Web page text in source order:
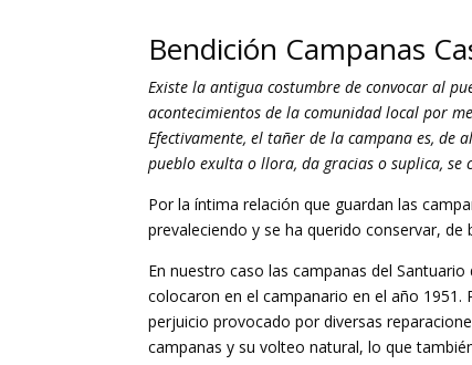
Bendición Campanas
Existe la antigua costumbre de convocar al
acontecimientos de la comunidad local por
Efectivamente, el tañer de la campana es, de
pueblo exulta o llora, da gracias o suplica, se
Por la íntima relación que guardan las
prevaleciendo y se ha querido conservar,
En nuestro caso las campanas del
colocaron en el campanario en el año
perjuicio provocado por diversas
campanas y su volteo natural, lo que